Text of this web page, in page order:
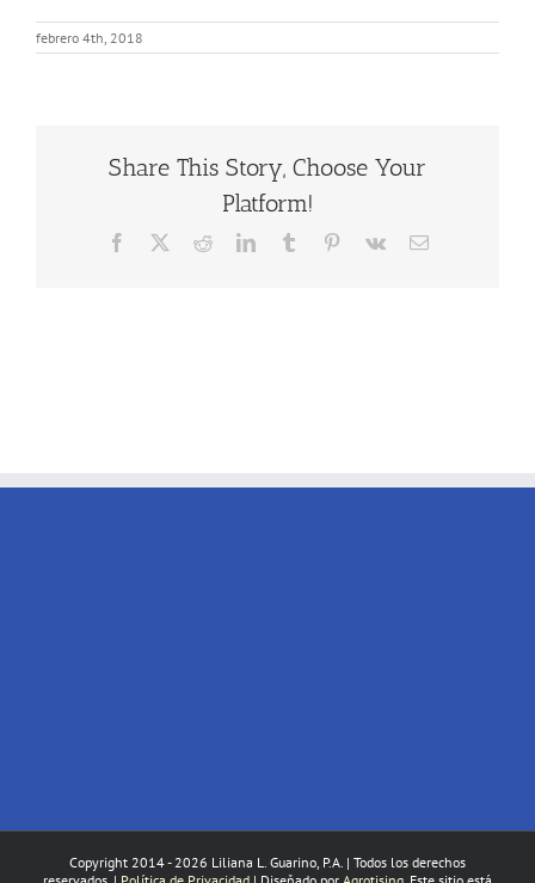
Español
febrero 4th, 2018
Share This Story, Choose Your
Platform!
Facebook RedditLinkedInTumblr Pinterest
Vk Email
Copyright 2014 -2026 Liliana L. Guarino, P.A. | Todos los derechos